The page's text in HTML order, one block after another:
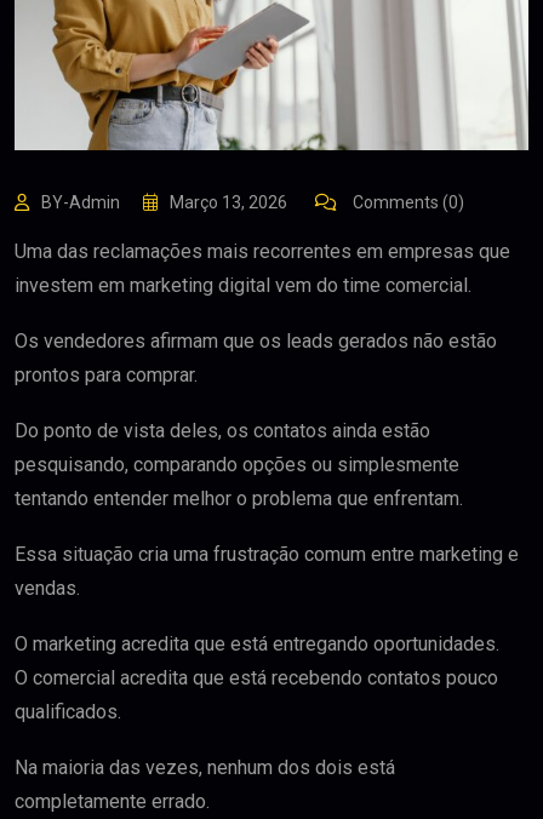
BY-Admin Março 13, 2026 Comments (0)
Uma das reclamações mais recorrentes em empresas que
investem em marketing digital vem do time comercial.
Os vendedores afirmam que os leads gerados não estão
prontos para comprar.
Do ponto de vista deles, os contatos ainda estão
pesquisando, comparando opções ou simplesmente
tentando entender melhor o problema que enfrentam.
Essa situação cria uma frustração comum entre marketing e
vendas.
O marketing acredita que está entregando oportunidades.
O comercial acredita que está recebendo contatos pouco
qualificados.
Na maioria das vezes, nenhum dos dois está
completamente errado.